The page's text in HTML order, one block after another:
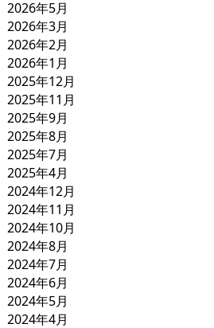
2026年5月
2026年3月
2026年2月
2026年1月
2025年12月
2025年11月
2025年9月
2025年8月
2025年7月
2025年4月
2024年12月
2024年11月
2024年10月
2024年8月
2024年7月
2024年6月
2024年5月
2024年4月